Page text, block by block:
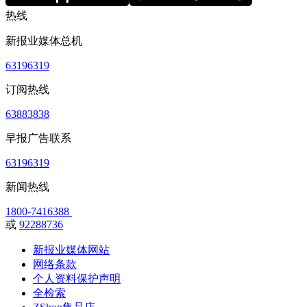
热线
新报业媒体总机
63196319
订阅热线
63883838
早报广告联系
63196319
新闻热线
1800-7416388
或 92288736
新报业媒体网站
网络条款
个人资料保护声明
全检索